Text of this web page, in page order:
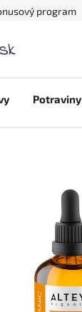
program
Potraviny